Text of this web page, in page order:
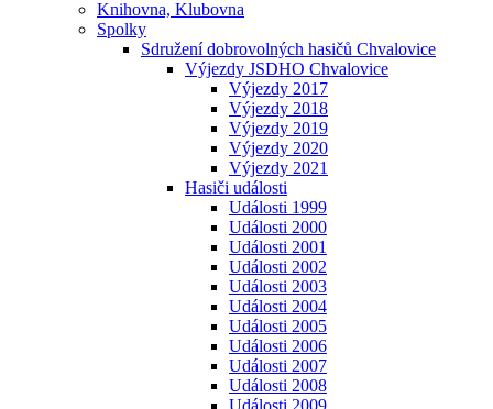
Knihovna, Klubovna
Spolky
Sdružení dobrovolných hasičů Chvalovice
Výjezdy JSDHO Chvalovice
Výjezdy 2017
Výjezdy 2018
Výjezdy 2019
Výjezdy 2020
Výjezdy 2021
Hasiči události
Události 1999
Události 2000
Události 2001
Události 2002
Události 2003
Události 2004
Události 2005
Události 2006
Události 2007
Události 2008
Události 2009